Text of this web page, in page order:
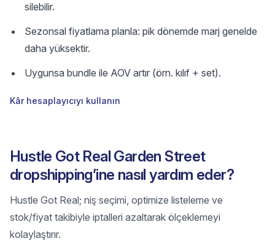
silebilir.
Sezonsal fiyatlama planla: pik dönemde marj genelde
daha yüksektir.
Uygunsa bundle ile AOV artır (örn. kılıf + set).
Kâr hesaplayıcıyı kullanın
Hustle Got Real Garden Street
dropshipping’ine nasıl yardım eder?
Hustle Got Real; niş seçimi, optimize listeleme ve
stok/fiyat takibiyle iptalleri azaltarak ölçeklemeyi
kolaylaştırır.